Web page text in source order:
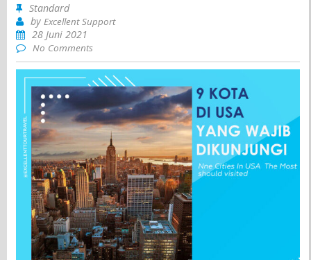
Standard
byExcellent Support
28 Juni 2021
No Comments